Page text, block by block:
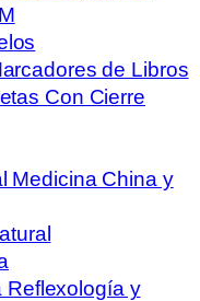
de Libros
Con Cierre
Medicina China y
Reflexología y